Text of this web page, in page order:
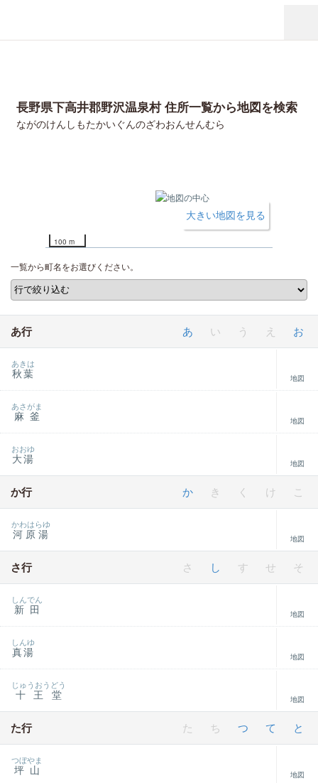
長野県下高井郡野沢温泉村 住所一覧から地図を検索
ながのけんしもたかいぐんのざわおんせんむら
100 m
大きい地図を見る
一覧から町名をお選びください。
あ行 あ い う え お
秋葉
あきは
地図
麻釜
あさがま
地図
大湯
おおゆ
地図
か行 か き く け こ
河原湯
かわはらゆ
地図
さ行 さ し す せ そ
新田
しんでん
地図
真湯
しんゆ
地図
十王堂
じゅうおうどう
地図
た行 た ち つ て と
坪山
つぼやま
地図